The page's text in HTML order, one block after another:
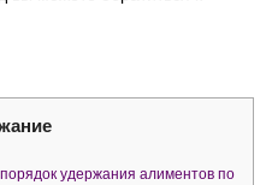
удержания алиментов по